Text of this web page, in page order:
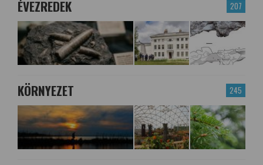
207
ÉVEZREDEK
245
KÖRNYEZET